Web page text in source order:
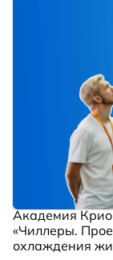
Академия
«Чиллеры.
охлаждения